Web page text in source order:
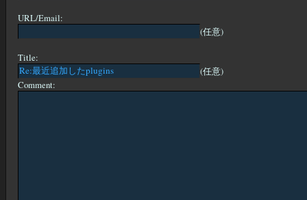
URL/Email:
(任意)
Title:
(任意)
Comment: